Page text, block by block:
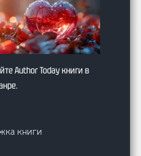
Author Today книги в